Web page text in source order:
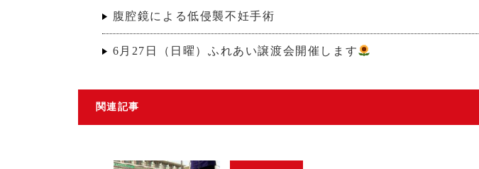
腹腔鏡による低侵襲不妊手術
6月27日（日曜）ふれあい譲渡会開催します
関連記事